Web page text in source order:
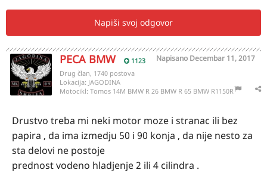
Napiši svoj odgovor
PECA BMW 1123 Napisano Decembar 11, 2017
Drug član, 1740 postova
Lokacija: JAGODINA
Motocikl: Tomos 14M BMW R 26 BMW R 65 BMW R1150R
Drustvo treba mi neki motor moze i stranac ili bez
papira , da ima izmedju 50 i 90 konja , da nije nesto za
sta delovi ne postoje
prednost vodeno hladjenje 2 ili 4 cilindra .